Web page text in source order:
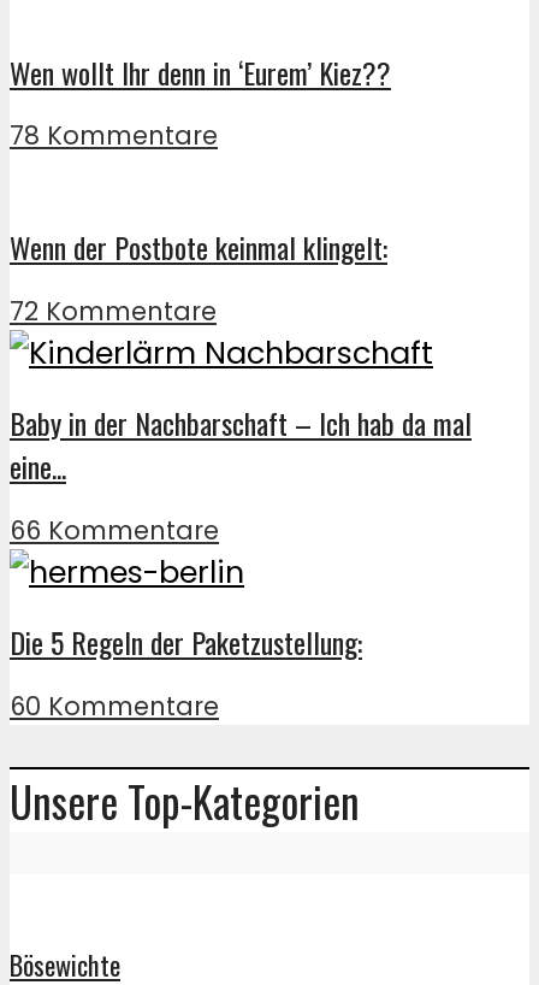
Wen wollt Ihr denn in ‘Eurem’ Kiez??
78 Kommentare
Wenn der Postbote keinmal klingelt:
72 Kommentare
Baby in der Nachbarschaft – Ich hab da mal
eine...
66 Kommentare
Die 5 Regeln der Paketzustellung:
60 Kommentare
Unsere Top-Kategorien
Bösewichte